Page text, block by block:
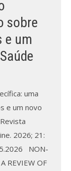
sobre
e um
uma
e um novo
2026; 21:
NON-
REVIEW OF